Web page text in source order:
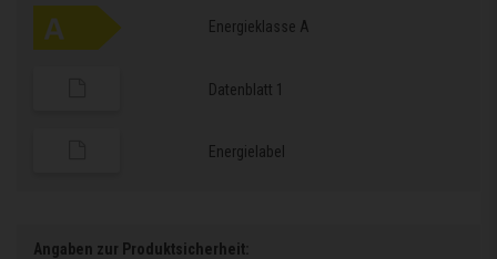
Energieklasse A
Datenblatt 1
Energielabel
Angaben zur Produktsicherheit: